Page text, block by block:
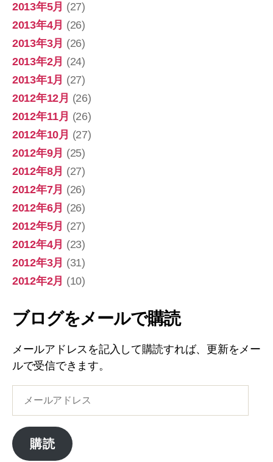
2013年5月 (27)
2013年4月 (26)
2013年3月 (26)
2013年2月 (24)
2013年1月 (27)
2012年12月 (26)
2012年11月 (26)
2012年10月 (27)
2012年9月 (25)
2012年8月 (27)
2012年7月 (26)
2012年6月 (26)
2012年5月 (27)
2012年4月 (23)
2012年3月 (31)
2012年2月 (10)
ブログをメールで購読
メールアドレスを記入して購読すれば、更新をメー
ルで受信できます。
ア
ド
購読